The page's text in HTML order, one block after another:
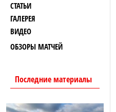
СТАТЬИ
ГАЛЕРЕЯ
ВИДЕО
ОБЗОРЫ МАТЧЕЙ
Последние материалы